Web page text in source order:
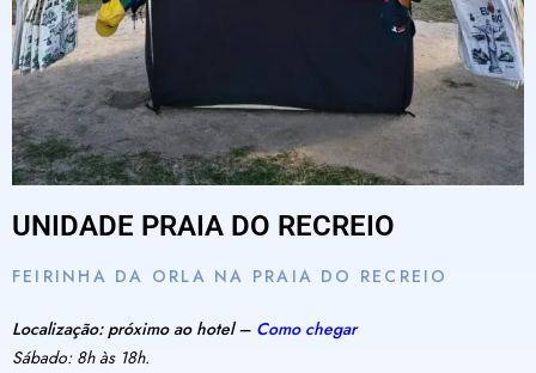
UNIDADE PRAIA DO RECREIO
FEIRINHA DA ORLA NA PRAIA DO RECREIO
Localização: próximo ao hotel – Como chegar
Sábado: 8h às 18h.